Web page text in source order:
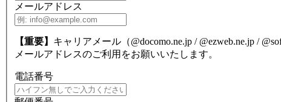
メールアドレス
【重要】 キャリアメール（@docomo.ne.jp / @ezweb.ne.jp /
メールアドレスのご利用をお願いいたします。
電話番号